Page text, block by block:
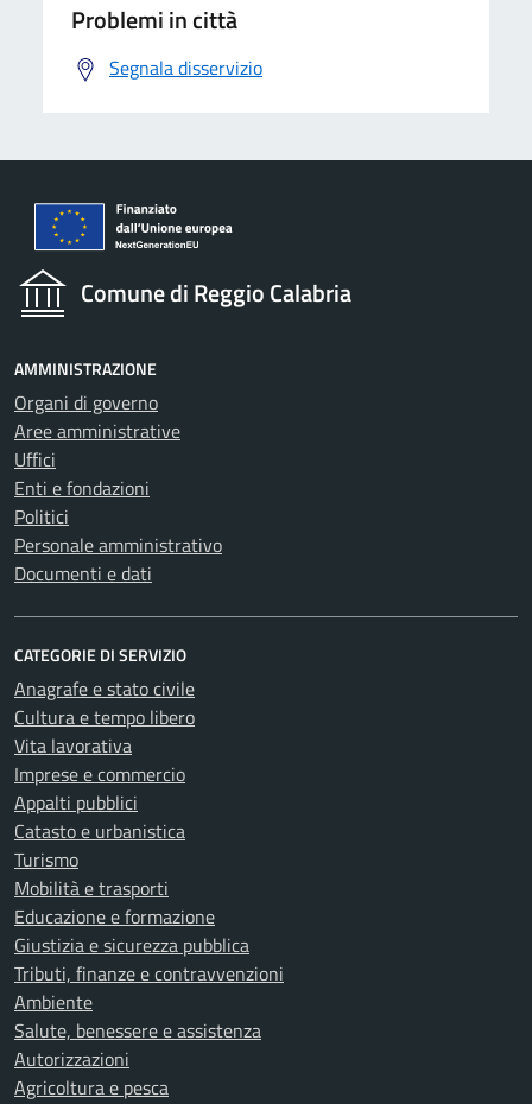
Problemi in città
Segnala disservizio
Comune di Reggio Calabria
AMMINISTRAZIONE
Organi di governo
Aree amministrative
Uffici
Enti e fondazioni
Politici
Personale amministrativo
Documenti e dati
CATEGORIE DI SERVIZIO
Anagrafe e stato civile
Cultura e tempo libero
Vita lavorativa
Imprese e commercio
Appalti pubblici
Catasto e urbanistica
Turismo
Mobilità e trasporti
Educazione e formazione
Giustizia e sicurezza pubblica
Tributi, finanze e contravvenzioni
Ambiente
Salute, benessere e assistenza
Autorizzazioni
Agricoltura e pesca